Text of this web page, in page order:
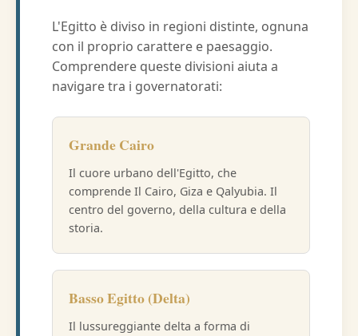
L'Egitto è diviso in regioni distinte, ognuna
con il proprio carattere e paesaggio.
Comprendere queste divisioni aiuta a
navigare tra i governatorati:
Grande Cairo
Il cuore urbano dell'Egitto, che
comprende Il Cairo, Giza e Qalyubia. Il
centro del governo, della cultura e della
storia.
Basso Egitto (Delta)
Il lussureggiante delta a forma di